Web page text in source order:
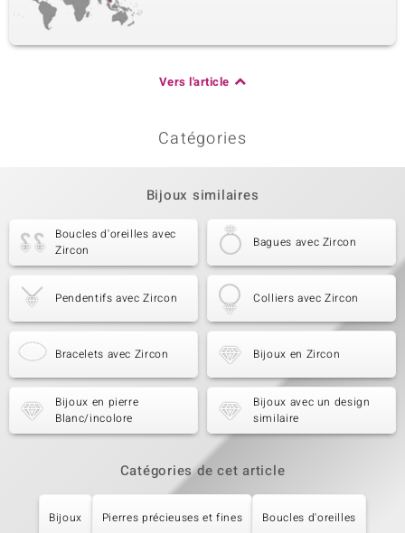
Vers l'article
Catégories
Bijoux similaires
Boucles d'oreilles avec
Zircon
Bagues avec Zircon
Pendentifs avec Zircon Colliers avec Zircon
Bracelets avec Zircon Bijoux en Zircon
Bijoux en pierre
Blanc/incolore
Bijoux avec un design
similaire
Catégories de cet article
Bijoux Pierres précieuses et fines Boucles d'oreilles